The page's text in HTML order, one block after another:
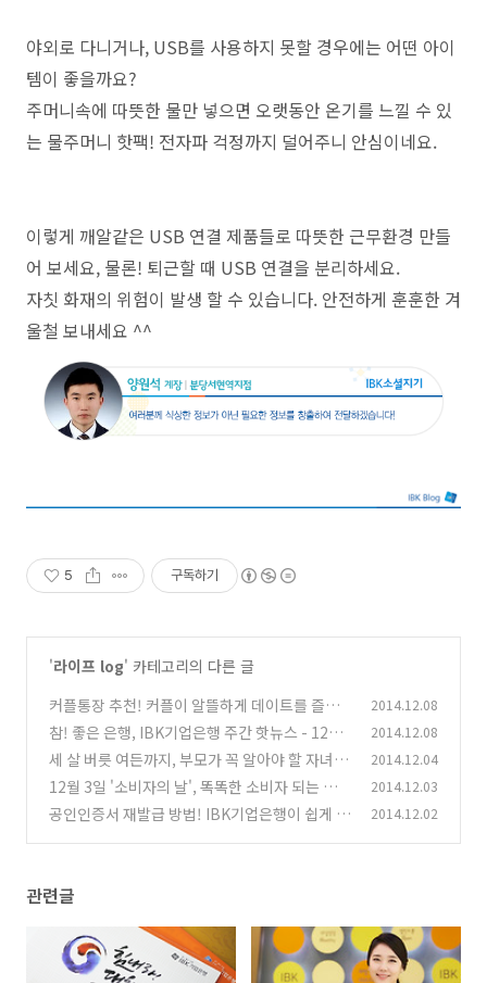
야외로 다니거나, USB를 사용하지 못할 경우에는 어떤 아이
템이 좋을까요?
주머니속에 따뜻한 물만 넣으면 오랫동안 온기를 느낄 수 있
는 물주머니 핫팩! 전자파 걱정까지 덜어주니 안심이네요.
이렇게 깨알같은 USB 연결 제품들로 따뜻한 근무환경 만들
어 보세요, 물론! 퇴근할 때 USB 연결을 분리하세요.
자칫 화재의 위험이 발생 할 수 있습니다. 안전하게 훈훈한 겨
울철 보내세요 ^^
5 구독하기
'라이프 log' 카테고리의 다른 글
커플통장 추천! 커플이 알뜰하게 데이트를 즐기
는 법
(0)
2014.12.08
참! 좋은 은행, IBK기업은행 주간 핫뉴스 - 12월
1주 (0)
2014.12.08
세 살 버릇 여든까지, 부모가 꼭 알아야 할 자녀 경
제 교육 3가지
(0)
2014.12.04
12월 3일 '소비자의 날', 똑똑한 소비자 되는 방법
(0)
2014.12.03
공인인증서 재발급 방법! IBK기업은행이 쉽게 알
2014.12.02
관련글